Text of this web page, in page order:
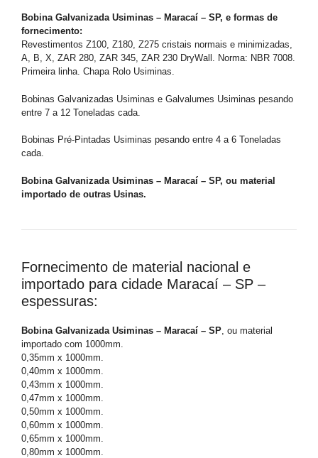
Bobina Galvanizada Usiminas – Maracaí – SP, e formas de
fornecimento:
Revestimentos Z100, Z180, Z275 cristais normais e minimizadas,
A, B, X, ZAR 280, ZAR 345, ZAR 230 DryWall. Norma: NBR 7008.
Primeira linha. Chapa Rolo Usiminas.
Bobinas Galvanizadas Usiminas e Galvalumes Usiminas pesando
entre 7 a 12 Toneladas cada.
Bobinas Pré-Pintadas Usiminas pesando entre 4 a 6 Toneladas
cada.
Bobina Galvanizada Usiminas – Maracaí – SP, ou material
importado de outras Usinas.
Fornecimento de material nacional e
importado para cidade Maracaí – SP –
espessuras:
Bobina Galvanizada Usiminas – Maracaí – SP , ou material
importado com 1000mm.
0,35mm x 1000mm.
0,40mm x 1000mm.
0,43mm x 1000mm.
0,47mm x 1000mm.
0,50mm x 1000mm.
0,60mm x 1000mm.
0,65mm x 1000mm.
0,80mm x 1000mm.